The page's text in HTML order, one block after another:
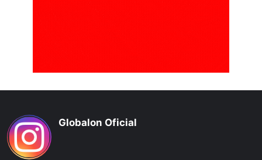
Globalon Oficial